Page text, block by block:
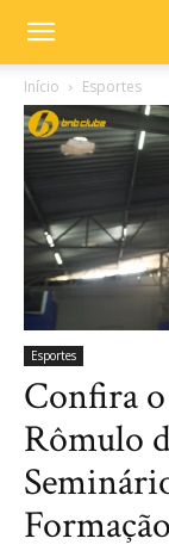
Início Esportes
Esportes
Confira
Rômulo